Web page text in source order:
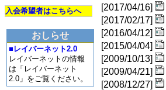
入会希望者はこちらへ
おしらせ
■レイバーネット2.0
レイバーネットの情報
は「レイバーネット
2.0」をご覧ください。
[2017/04/16]
[2017/02/17]
[2016/04/12]
[2015/04/04]
[2009/10/13]
[2009/04/21]
[2008/12/27]